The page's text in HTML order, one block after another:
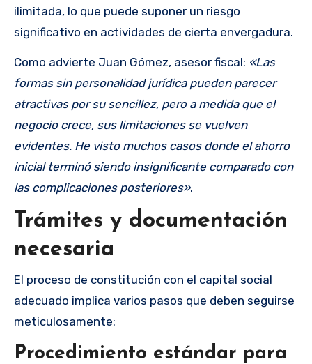
ilimitada, lo que puede suponer un riesgo
significativo en actividades de cierta envergadura.
Como advierte Juan Gómez, asesor fiscal: «Las
formas sin personalidad jurídica pueden parecer
atractivas por su sencillez, pero a medida que el
negocio crece, sus limitaciones se vuelven
evidentes. He visto muchos casos donde el ahorro
inicial terminó siendo insignificante comparado con
las complicaciones posteriores».
Trámites y documentación
necesaria
El proceso de constitución con el capital social
adecuado implica varios pasos que deben seguirse
meticulosamente:
Procedimiento estándar para